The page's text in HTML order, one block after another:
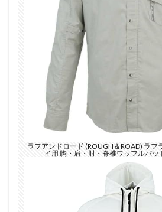
ラフアンドロード (ROUGH＆ROAD) ラフ
イ用 胸・肩・肘・脊椎ワッフルパッ